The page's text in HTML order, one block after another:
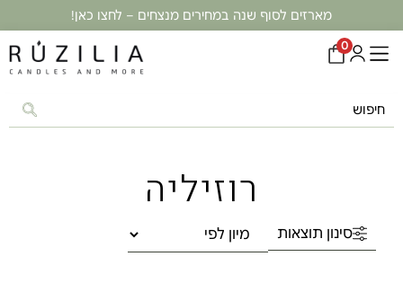
מארזים לסוף שנה במחירים מנצחים – לחצו כאן!
0
רוזיליה
סינון תוצאות